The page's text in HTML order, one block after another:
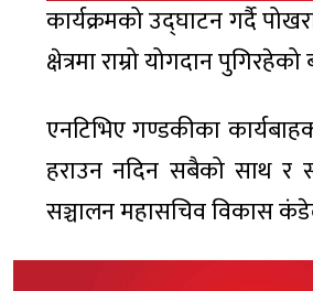
कार्यक्रमको उद्घाटन गर्दै
क्षेत्रमा राम्रो योगदान
एनटिभिए गण्डकीका
हराउन नदिन सबैको साथ र
सञ्चालन महासचिव विकास